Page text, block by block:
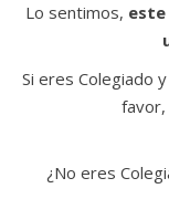
Lo sentimos,
Si eres Colegiado
favor,
¿No eres